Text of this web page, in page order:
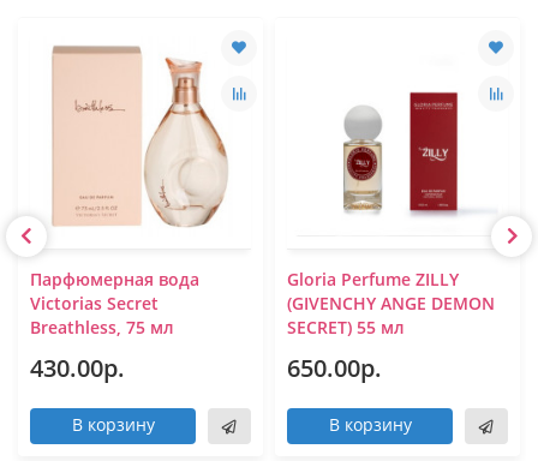
Парфюмерная вода
Victorias Secret
Breathless, 75 мл
430.00р.
В корзину
Gloria Perfume ZILLY
(GIVENCHY ANGE DEMON
SECRET) 55 мл
650.00р.
В корзину